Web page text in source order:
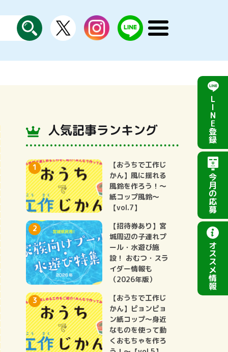
探
す
instagram LINE
公
メ
人気記事ランキング
【おうちで工作じ
かん】風に揺れる
風鈴を作ろう！～
紙コップ風鈴～
【vol.7】
【招待券あり】宮
城周辺の子連れプ
ール・水遊び施
設！ おむつ・スラ
イダー情報も
（2026年版）
【おうちで工作じ
かん】ピョンピョ
ン紙コップ～身近
なものを使って動
くおもちゃを作ろ
L
I
N
E
登
録
今
月
の
応
募
オ
ス
ス
メ
情
報